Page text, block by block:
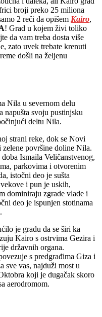
broji preko 25 miliona
2 reči da opišem Kairo,
! Grad u kojem živi toliko
da vam treba dosta više
zato uvek trebate krenuti
došli na željenu
Nila u severnom delu
napušta svoju pustinjsku
deltu Nila.
strani reke, dok se Novi
površine doline Nila.
Ismaila Veličanstvenog,
parkovima i otvorenim
istočni deo je sušta
i pun je uskih,
dominiraju zgrade vlade i
deo je ispunjen stotinama
je gradu da se širi ka
Kairo s ostrvima Gezira i
državnih organa.
s predgrađima Giza i
sve vas, najduži most u
koji je dugačak skoro
aerodromom.